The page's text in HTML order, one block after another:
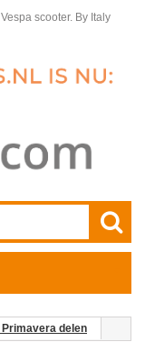
scooter. By Italy
Primavera delen